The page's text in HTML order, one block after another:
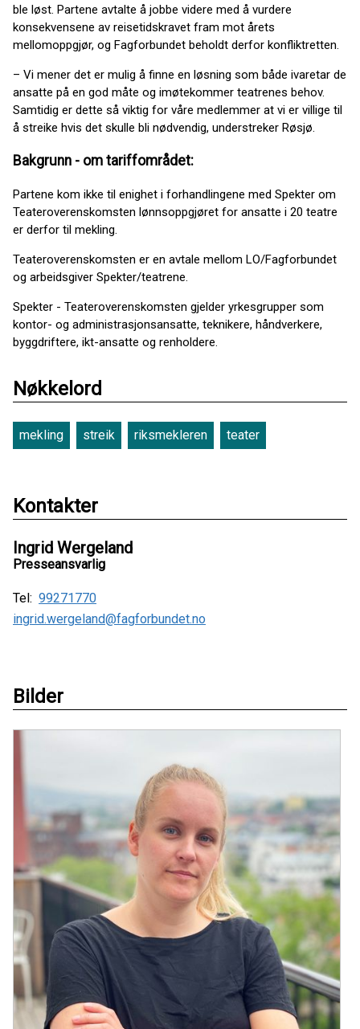
ble løst. Partene avtalte å jobbe videre med å vurdere
konsekvensene av reisetidskravet fram mot årets
mellomoppgjør, og Fagforbundet beholdt derfor konfliktretten.
– Vi mener det er mulig å finne en løsning som både ivaretar de
ansatte på en god måte og imøtekommer teatrenes behov.
Samtidig er dette så viktig for våre medlemmer at vi er villige til
å streike hvis det skulle bli nødvendig, understreker Røsjø.
Bakgrunn - om tariffområdet:
Partene kom ikke til enighet i forhandlingene med Spekter om
Teateroverenskomsten lønnsoppgjøret for ansatte i 20 teatre
er derfor til mekling.
Teateroverenskomsten er en avtale mellom LO/Fagforbundet
og arbeidsgiver Spekter/teatrene.
Spekter - Teateroverenskomsten gjelder yrkesgrupper som
kontor- og administrasjonsansatte, teknikere, håndverkere,
byggdriftere, ikt-ansatte og renholdere.
Nøkkelord
mekling streik riksmekleren teater
Kontakter
Ingrid Wergeland
Presseansvarlig
Tel: 99271770
ingrid.wergeland@fagforbundet.no
Bilder